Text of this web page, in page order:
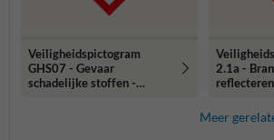
Veiligheidspictogram
GHS07 - Gevaar
schadelijke stoffen -
2.1a -
Meer